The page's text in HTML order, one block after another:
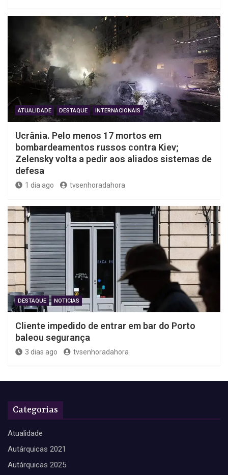
ATUALIDADE DESTAQUE INTERNACIONAIS
Ucrânia. Pelo menos 17 mortos em
bombardeamentos russos contra Kiev;
Zelensky volta a pedir aos aliados sistemas de
defesa
1 dia ago tvsenhoradahora
DESTAQUE NOTICIAS
Cliente impedido de entrar em bar do Porto
baleou segurança
3 dias ago tvsenhoradahora
Categorias
Atualidade
Autárquicas 2021
Autárquicas 2025